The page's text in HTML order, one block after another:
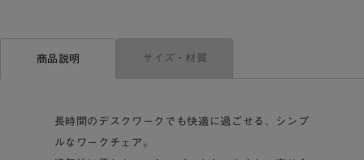
商品説明 サイズ・材質
長時間のデスクワークでも快適に過ごせる、シンプ
ルなワークチェア。